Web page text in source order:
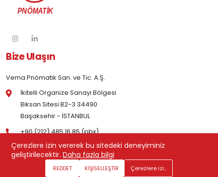
Bize Ulaşın
Vema Pnömatik San. ve Tic. A.Ş.
İkitelli Organize Sanayi Bölgesi
Biksan Sitesi B2-3 34490
Başaksehir - İSTANBUL
+90 (212) 485 16 85 (pbx)
Kurumsal
Çerezlere izin vererek bu sitedeki deneyiminiz
geliştirilecektir. Daha fazla bilgi
REDDET KİŞİSELLEŞTİR Çerezlere izin ver